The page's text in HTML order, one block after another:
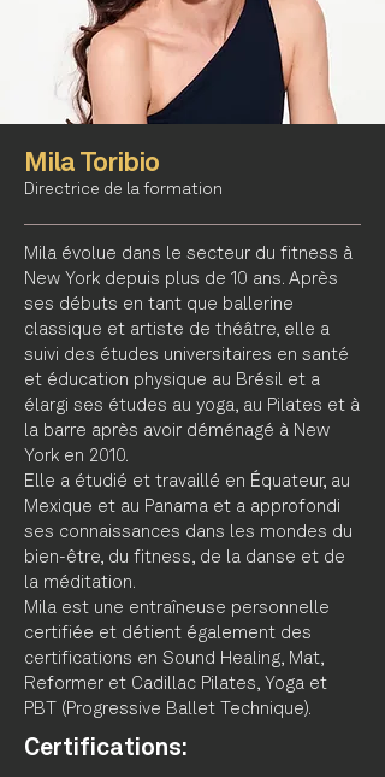
Mila Toribio
Directrice de la formation
Mila évolue dans le secteur du fitness à
New York depuis plus de 10 ans. Après
ses débuts en tant que ballerine
classique et artiste de théâtre, elle a
suivi des études universitaires en santé
et éducation physique au Brésil et a
élargi ses études au yoga, au Pilates et à
la barre après avoir déménagé à New
York en 2010.
Elle a étudié et travaillé en Équateur, au
Mexique et au Panama et a approfondi
ses connaissances dans les mondes du
bien-être, du fitness, de la danse et de
la méditation.
Mila est une entraîneuse personnelle
certifiée et détient également des
certifications en Sound Healing, Mat,
Reformer et Cadillac Pilates, Yoga et
PBT (Progressive Ballet Technique).
Certifications: